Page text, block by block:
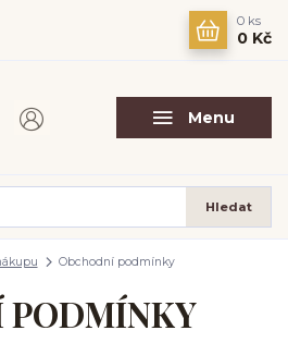
Menu
Hledat
0 ks
0 Kč
Obchodní podmínky
PODMÍNKY